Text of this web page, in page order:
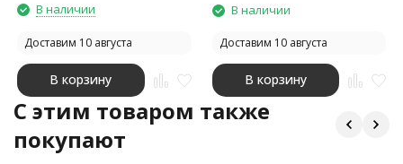
В наличии
Доставим 10 августа
В корзину
В наличии
Доставим 10 августа
В корзину
C этим товаром также
покупают